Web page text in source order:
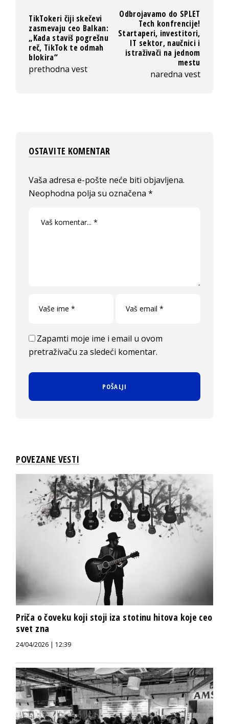
TikTokeri čiji skečevi
zasmevaju ceo Balkan:
„Kada staviš pogrešnu
reč, TikTok te odmah
blokira“
prethodna vest
Odbrojavamo do SPLET
Tech konfrencije!
Startaperi, investitori,
IT sektor, naučnici i
istraživači na jednom
mestu
naredna vest
OSTAVITE KOMENTAR
Vaša adresa e-pošte neće biti objavljena.
Neophodna polja su označena*
Zapamti moje ime i email u ovom
pretraživaču za sledeći komentar.
POVEZANE VESTI
Priča o čoveku koji stoji iza stotinu hitova koje ceo
svet zna
24/04/2026 | 12:39